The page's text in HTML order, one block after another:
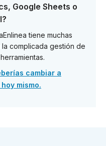
Google Sheets o
tiene muchas
complicada gestión de
cambiar a
mismo.